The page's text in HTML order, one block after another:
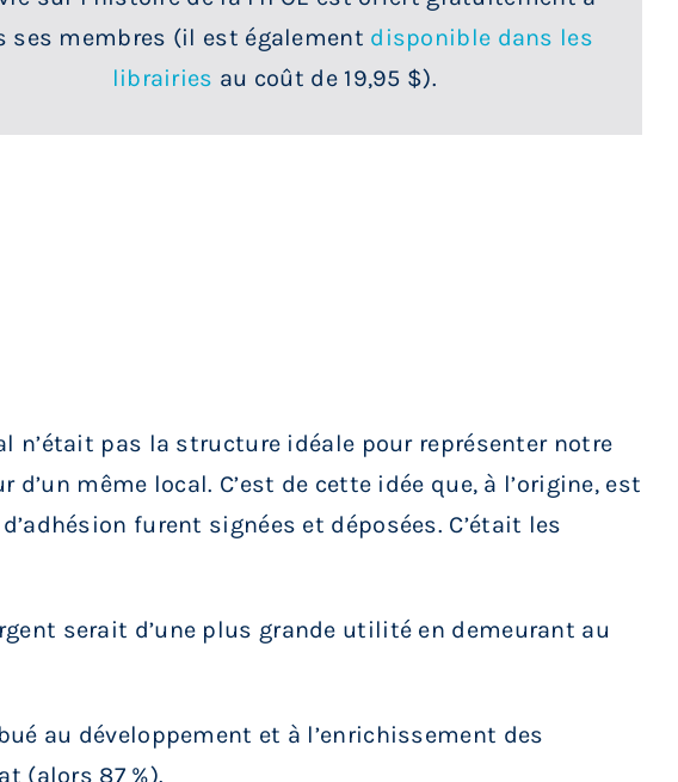
ses membres (il est également disponible dans les
librairies au coût de 19,95 $).
n’était pas la structure idéale pour représenter notre
même local. C’est de cette idée que, à l’origine, est
furent signées et déposées. C’était les
serait d’une plus grande utilité en demeurant au
au développement et à l’enrichissement des
(alors 87 %).